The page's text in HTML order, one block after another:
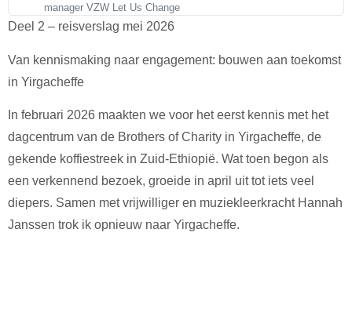
manager VZW Let Us Change
Deel 2 – reisverslag mei 2026
Van kennismaking naar engagement: bouwen aan toekomst
in Yirgacheffe
In februari 2026 maakten we voor het eerst kennis met het
dagcentrum van de Brothers of Charity in Yirgacheffe, de
gekende koffiestreek in Zuid-Ethiopië. Wat toen begon als
een verkennend bezoek, groeide in april uit tot iets veel
diepers. Samen met vrijwilliger en muziekleerkracht Hannah
Janssen trok ik opnieuw naar Yirgacheffe.